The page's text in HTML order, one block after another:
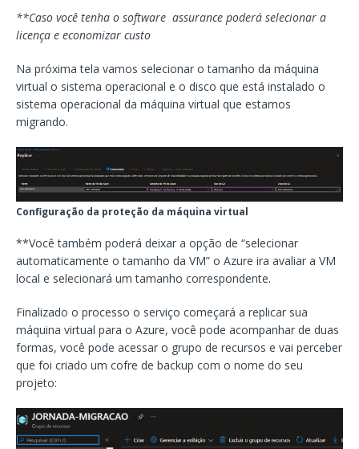
**Caso você tenha o software assurance poderá selecionar a
licença e economizar custo
Na próxima tela vamos selecionar o tamanho da máquina
virtual o sistema operacional e o disco que está instalado o
sistema operacional da máquina virtual que estamos
migrando.
Configuração da proteção da máquina virtual
**Você também poderá deixar a opção de “selecionar
automaticamente o tamanho da VM” o Azure ira avaliar a VM
local e selecionará um tamanho correspondente.
Finalizado o processo o serviço começará a replicar sua
máquina virtual para o Azure, você pode acompanhar de duas
formas, você pode acessar o grupo de recursos e vai perceber
que foi criado um cofre de backup com o nome do seu
projeto: